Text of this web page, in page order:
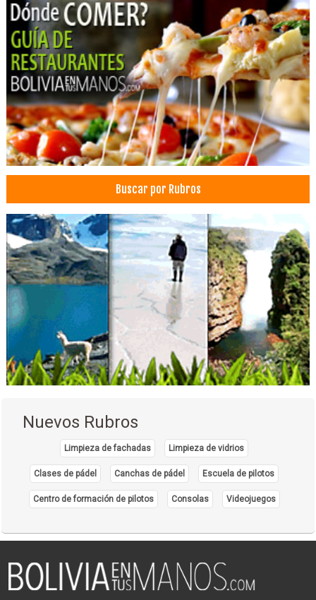
Neurocirugía
Buscar por Rubros
Nuevos Rubros
Limpieza de fachadas Limpieza de vidrios
Clases de pádel Canchas de pádel Escuela de pilotos
Centro de formación de pilotos Consolas Videojuegos